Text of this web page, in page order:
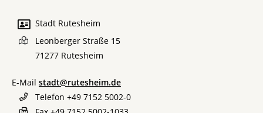
Stadt Rutesheim
Leonberger Straße 15
71277 Rutesheim
E-Mail stadt@rutesheim.de
Telefon +49 7152 5002-0